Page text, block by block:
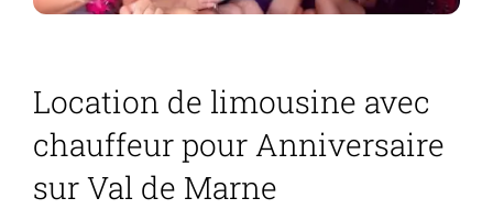
Location de limousine avec
chauffeur pour Anniversaire
sur Val de Marne